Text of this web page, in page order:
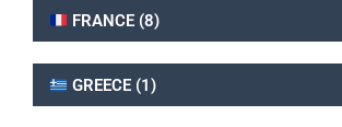
FRANCE (8)
GREECE (1)